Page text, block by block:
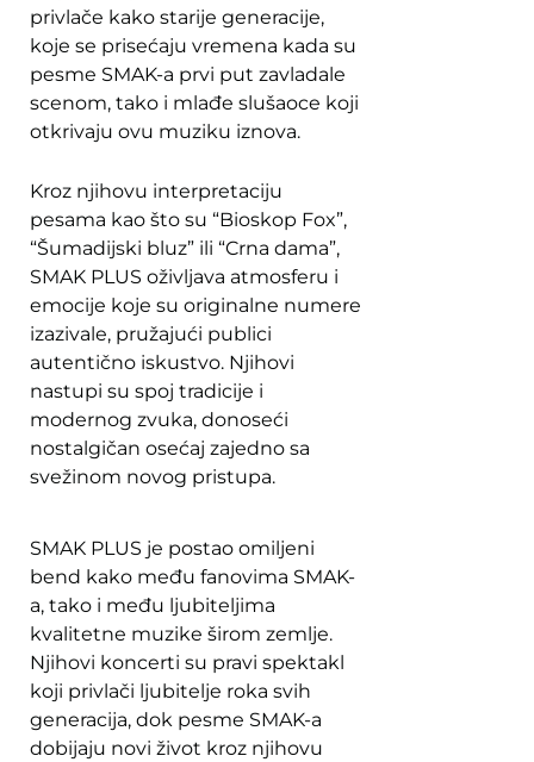
privlače kako starije generacije,
koje se prisećaju vremena kada su
pesme SMAK-a prvi put zavladale
scenom, tako i mlađe slušaoce koji
otkrivaju ovu muziku iznova.
Kroz njihovu interpretaciju
pesama kao što su “Bioskop Fox”,
“Šumadijski bluz” ili “Crna dama”,
SMAK PLUS oživljava atmosferu i
emocije koje su originalne numere
izazivale, pružajući publici
autentično iskustvo. Njihovi
nastupi su spoj tradicije i
modernog zvuka, donoseći
nostalgičan osećaj zajedno sa
svežinom novog pristupa.
SMAK PLUS je postao omiljeni
bend kako među fanovima SMAK-
a, tako i među ljubiteljima
kvalitetne muzike širom zemlje.
Njihovi koncerti su pravi spektakl
koji privlači ljubitelje roka svih
generacija, dok pesme SMAK-a
dobijaju novi život kroz njihovu